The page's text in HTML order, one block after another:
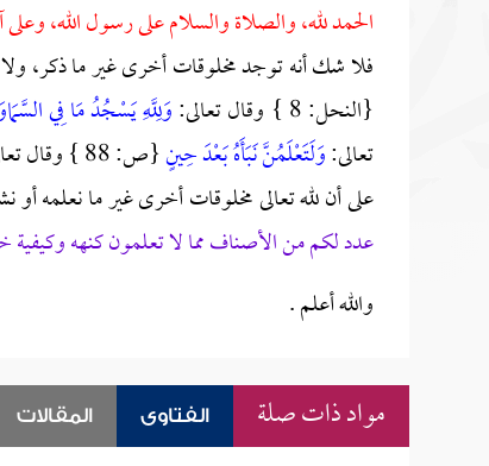
الحمد لله، والصلاة والسلام على رسول الله،
فلا شك أنه توجد مخلوقات أخرى غير ما ذكر، ولا
{النحل: 8 } وقال تعالى:
وَلِلَّهِ يَسْجُدُ مَا فِي
تعالى:وَلَتَعْلَمُنَّ نَبَأَهُ بَعْدَ حِينٍ{ص: 88 } وقال تعالى
على أن لله تعالى مخلوقات أخرى غير ما نعلمه أو
عدد لكم من الأصناف مما لا تعلمون كنهه وكيفية
والله أعلم .
مواد ذات صلة الفتاوى المقالات